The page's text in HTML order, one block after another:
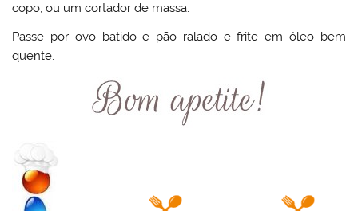
copo, ou um cortador de massa.
Passe por ovo batido e pão ralado e frite em óleo bem
quente.